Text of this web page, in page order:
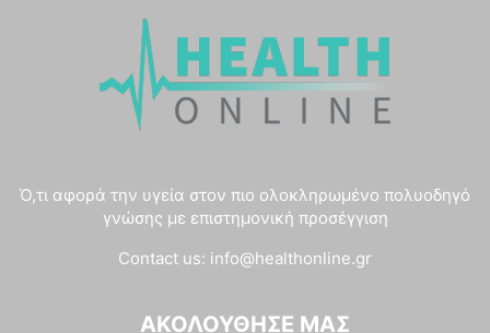
Ό,τι αφορά την υγεία στον πιο ολοκληρωμένο πολυοδηγό
γνώσης με επιστημονική προσέγγιση
Contact us: info@healthonline.gr
ΑΚΟΛΟΎΘΗΣΈ ΜΑΣ